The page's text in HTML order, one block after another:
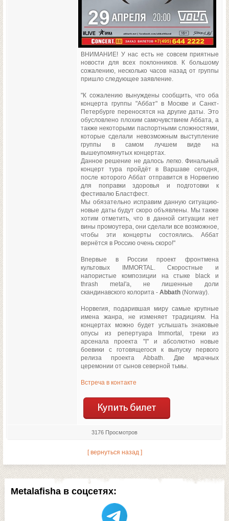
Metalafisha в соцсетях:
ВНИМАНИЕ! У нас есть не совсем приятные
новости для всех поклонников. К большому
сожалению, несколько часов назад от группы
пришло следующее заявление.
"К сожалению вынуждены сообщить, что оба
концерта группы "Аббат" в Москве и Санкт-
Петербурге переносятся на другие даты. Это
обусловлено плохим самочувствием Аббата, а
также некоторыми паспортными сложностями,
которые сделали невозможным выступление
группы в самом лучшем виде на
вышеупомянутых концертах.
Данное решение не далось легко. Финальный
концерт тура пройдёт в Варшаве сегодня,
после которого Аббат отправится в Норвегию
для поправки здоровья и подготовки к
фестивалю Бластфест.
Мы обязательно исправим данную ситуацию-
новые даты будут скоро объявлены. Мы также
хотим отметить, что в данной ситуации нет
вины промоутера, они сделали все возможное,
чтобы эти концерты состоялись. Аббат
вернётся в Россию очень скоро!"
Впервые в России проект фронтмена
культовых IMMORTAL. Скоростные и
напористые композиции на стыке black и
thrash metal'a, не лишенные доли
скандинавского колорита - Abbath (Norway).
Норвегия, подарившая миру самые крупные
имена жанра, не изменяет традициям. На
концертах можно будет услышать знаковые
опусы из репертуара Immortal, треки из
арсенала проекта "I" и абсолютно новые
боевики с готовящегося к выпуску первого
релиза проекта Abbath. Две мрачных
церемонии от сынов северной тьмы.
Встреча в контакте
3176 Просмотров
[ вернуться назад ]